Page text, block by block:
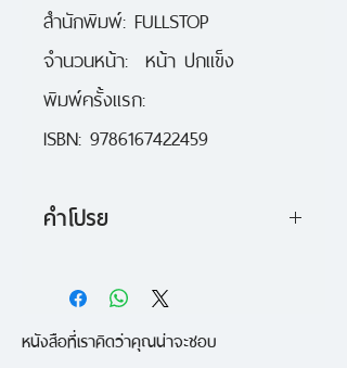
สำนักพิมพ์: FULLSTOP
จำนวนหน้า:  หน้า ปกแข็ง
พิมพ์ครั้งแรก:
ISBN: 9786167422459
คำโปรย
อย่างในทุกๆ วันที่เกิดขึ้น...ยังคง
ดำเนินมาอย่างต่อเนื่อง สม่ำเสมอจน
หนังสือที่เราคิดว่าคุณน่าจะชอบ